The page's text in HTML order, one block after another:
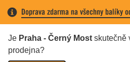
Doprava zdarma na všechny balíky
Je Praha - Černý Most skutečně
prodejna?